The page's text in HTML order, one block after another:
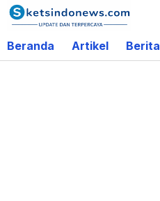
Lewati
ke
konten
Beranda Artikel Berita